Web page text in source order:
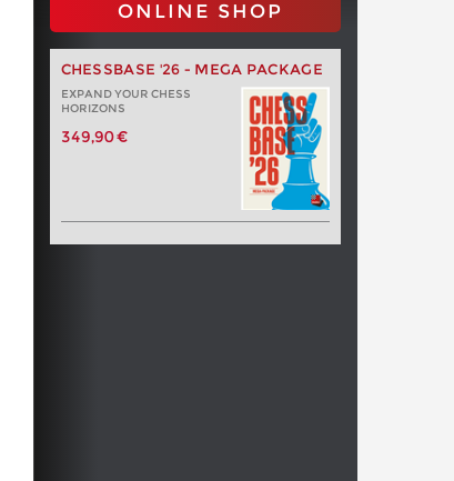
ONLINE SHOP
CHESSBASE '26 - MEGA PACKAGE
EXPAND YOUR CHESS
HORIZONS
349,90 €